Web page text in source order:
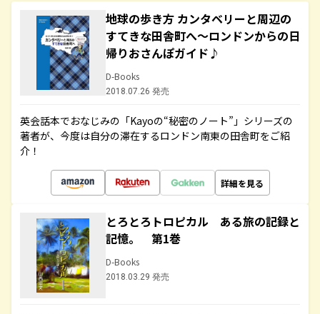
地球の歩き方 カンタベリーと周辺の
すてきな田舎町へ～ロンドンからの日
帰りおさんぽガイド♪
D-Books
2018.07.26 発売
英会話本でおなじみの「Kayoの“秘密のノート”」シリーズの
著者が、今度は自分の滞在するロンドン南東の田舎町をご紹
介！
詳細を見る
とろとろトロピカル ある旅の記録と
記憶。 第1巻
D-Books
2018.03.29 発売